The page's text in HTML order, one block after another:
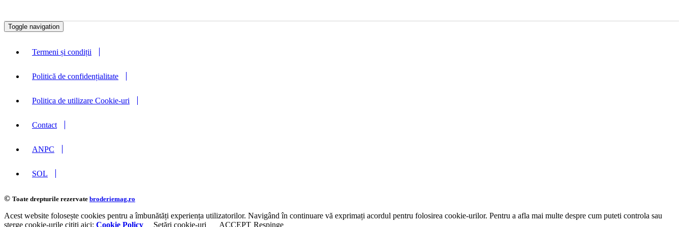
Toggle navigation
Termeni și condiții
Politică de confidențialitate
Politica de utilizare Cookie-uri
Contact
ANPC
SOL
© Toate drepturile rezervate broderiemag.ro
Acest website folosește cookies pentru a îmbunătăți experiența utilizatorilor. Navigând în continuare vă exprimați acordul pentru folosirea cookie-urilor. Pentru a afla mai multe despre cum puteti controla sau
sterge cookie-urile cititi aici: Cookie Policy Setări cookie-uri ACCEPT Respinge